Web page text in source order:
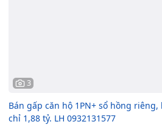
3
Bán gấp căn hộ 1PN+ sổ hồng
chỉ 1,88 tỷ. LH 0932131577